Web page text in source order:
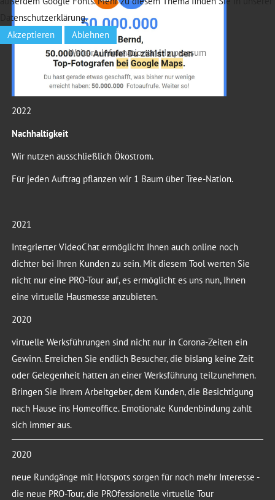
2022
Nachhaltigkeit
Wir nutzen ausschließlich Ökostrom.
Für jeden Auftrag pflanzen wir 1 Baum über Tree-Nation.
2021
Integrierter VideoChat ermöglicht Ihnen auch online noch
dichter bei Ihren Kunden zu sein. Mit diesem Tool werten Sie
nicht nur eine PRO-Tour auf, es ermöglicht es uns nun, Ihnen
eine virtuelle Hausmesse anzubieten.
2020
virtuelle Werksführungen sind nicht nur in Corona-Zeiten ein
Gewinn. Erreichen Sie endlich Besucher, die bislang keine Zeit
oder Gelegenheit hatten an einer Werksführung teilzunehmen.
Bringen Sie Ihrem Arbeitgeber, dem Kunden, die Besichtigung
nach Hause ins Homeoffice. Emotionale Kundenbindung zahlt
sich immer aus.
2020
neue Rundgänge mit Hotspots sorgen für noch mehr Interesse -
die neue PRO-Tour, die PROfessionelle virtuelle Tour
Datenschutzerklärung.
Akzeptieren
Ablehnen
Weitere Informationen|Impressum